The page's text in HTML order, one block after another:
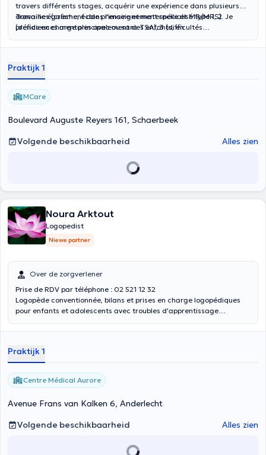
travers différents stages, acquérir une expérience dans plusieurs
domaines (crèche, école primaire et maternelle et MR/MRS). Je
prends en charge principalement des enfants, en
de pathologies (troubles dys, TDAH...)
Travaille également dans l'enseignement spécialisé type 1, 2
(déficiences mentales avec ou sans TSA), 3 (difficultés
Praktijk 1
MCare
Boulevard Auguste Reyers 161, Schaerbeek
Volgende beschikbaarheid
Alles zien
Noura Arktout
Logopedist
Niewe partner
Over de zorgverlener
Prise de RDV par téléphone : 02 521 12 32
Logopède conventionnée, bilans et prises en charge logopédiques
pour enfants et adolescents avec troubles d'apprentissage
la parole (retard de langage, trouble développemental du langage,
Praktijk 1
Centre Médical Aurore
Avenue Frans van Kalken 6, Anderlecht
Volgende beschikbaarheid
Alles zien